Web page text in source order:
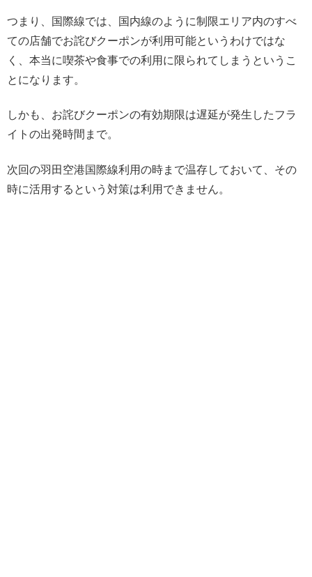
つまり、国際線では、国内線のように制限エリア内のすべ
ての店舗でお詫びクーポンが利用可能というわけではな
く、本当に喫茶や食事での利用に限られてしまうというこ
とになります。
しかも、お詫びクーポンの有効期限は遅延が発生したフラ
イトの出発時間まで。
次回の羽田空港国際線利用の時まで温存しておいて、その
時に活用するという対策は利用できません。